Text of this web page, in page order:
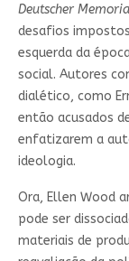
Deutscher
desafios
esquerda da
social. Autores
dialético, como
então acusados
enfatizarem a
ideologia.
Ora, Ellen Wood
pode ser
materiais de